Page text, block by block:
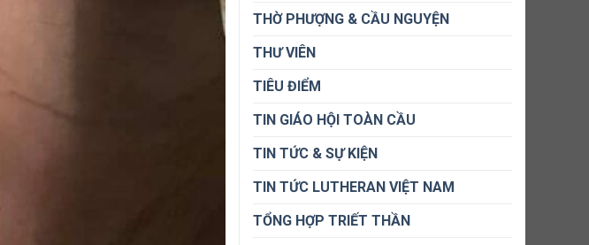
THỜ PHƯỢNG & CẦU NGUYỆN
THƯ VIÊN
TIÊU ĐIỂM
TIN GIÁO HỘI TOÀN CẦU
TIN TỨC & SỰ KIỆN
TIN TỨC LUTHERAN VIỆT NAM
TỔNG HỢP TRIẾT THẦN